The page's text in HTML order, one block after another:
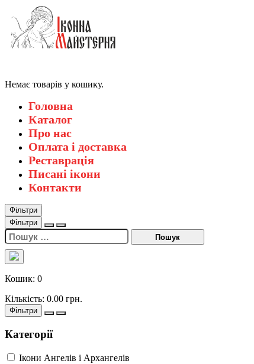
Немає товарів у кошику.
Головна
Каталог
Про нас
Оплата і доставка
Реставрація
Писані ікони
Контакти
Фільтри
Фільтри
Кошик: 0
Кількість: 0.00 грн.
Фільтри
Категорії
Ікони Ангелів і Архангелів